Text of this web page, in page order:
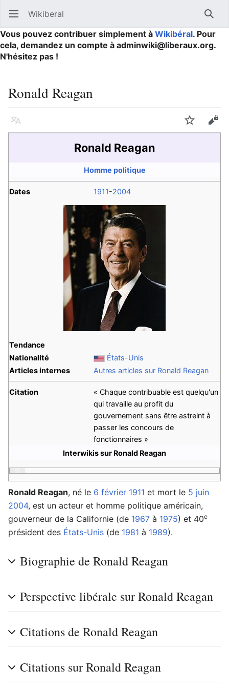
Ouvrir le menu principal Wikiberal
Vous pouvez contribuer simplement à Wikibéral. Pour
cela, demandez un compte à adminwiki@liberaux.org.
N'hésitez pas !
Ronald Reagan
Langue Suivre
Ronald Reagan
Homme politique
Dates 1911-2004
Tendance
Nationalité
États-Unis
Articles internes
Autres articles sur Ronald Reagan
Citation
« Chaque contribuable est quelqu'un
qui travaille au profit du
gouvernement sans être astreint à
passer les concours de
fonctionnaires »
Interwikis sur Ronald Reagan
Ronald Reagan, né le 6 février 1911 et mort le 5 juin
2004, est un acteur et homme politique américain,
gouverneur de la Californie (de 1967 à 1975) et 40e
président des États-Unis (de 1981 à 1989).
Biographie de Ronald Reagan
Perspective libérale sur Ronald Reagan
Citations de Ronald Reagan
Citations sur Ronald Reagan